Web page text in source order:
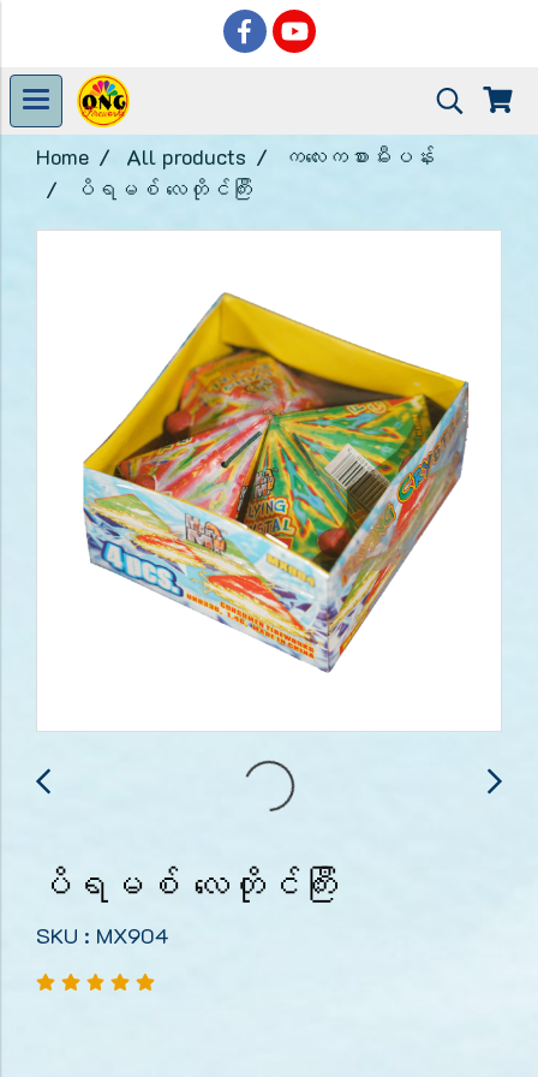
Home All products
ကလေးကစားမီးပန်း
ပိရမစ် လေတိုင်ကြီး
ပိရမစ် လေတိုင်ကြီး
SKU : MX904